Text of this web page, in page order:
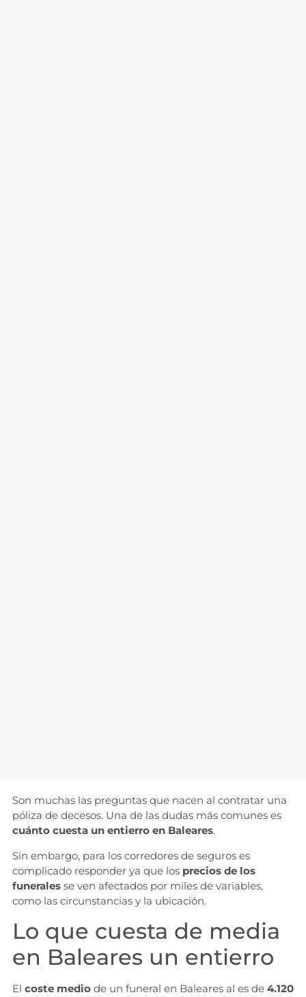
Son muchas las preguntas que nacen al contratar una
póliza de decesos. Una de las dudas más comunes es
cuánto cuesta un entierro en Baleares.
Sin embargo, para los corredores de seguros es
complicado responder ya que los precios de los
funeralesse ven afectados por miles de variables,
como las circunstancias y la ubicación.
Lo que cuesta de media
en Baleares un entierro
El coste mediode un funeral en Baleares al es de 4.120